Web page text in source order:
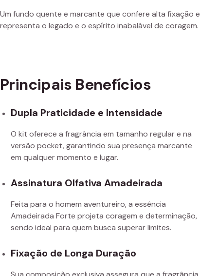
Um fundo quente e marcante que confere alta fixação e
representa o legado e o espírito inabalável de coragem.
Principais Benefícios
Dupla Praticidade e Intensidade
O kit oferece a fragrância em tamanho regular e na
versão pocket, garantindo sua presença marcante
em qualquer momento e lugar.
Assinatura Olfativa Amadeirada
Feita para o homem aventureiro, a essência
Amadeirada Forte projeta coragem e determinação,
sendo ideal para quem busca superar limites.
Fixação de Longa Duração